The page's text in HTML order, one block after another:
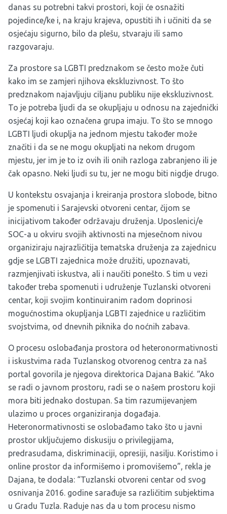
danas su potrebni takvi prostori, koji će osnažiti
pojedince/ke i, na kraju krajeva, opustiti ih i učiniti da se
osjećaju sigurno, bilo da plešu, stvaraju ili samo
razgovaraju.
Za prostore sa LGBTI predznakom se često može čuti
kako im se zamjeri njihova ekskluzivnost. To što
predznakom najavljuju ciljanu publiku nije ekskluzivnost.
To je potreba ljudi da se okupljaju u odnosu na zajednički
osjećaj koji kao označena grupa imaju. To što se mnogo
LGBTI ljudi okuplja na jednom mjestu također može
značiti i da se ne mogu okupljati na nekom drugom
mjestu, jer im je to iz ovih ili onih razloga zabranjeno ili je
čak opasno. Neki ljudi su tu, jer ne mogu biti nigdje drugo.
U kontekstu osvajanja i kreiranja prostora slobode, bitno
je spomenuti i Sarajevski otvoreni centar, čijom se
inicijativom također održavaju druženja. Uposlenici/e
SOC-a u okviru svojih aktivnosti na mjesečnom nivou
organiziraju najrazličitija tematska druženja za zajednicu
gdje se LGBTI zajednica može družiti, upoznavati,
razmjenjivati iskustva, ali i naučiti ponešto. S tim u vezi
također treba spomenuti i udruženje Tuzlanski otvoreni
centar, koji svojim kontinuiranim radom doprinosi
mogućnostima okupljanja LGBTI zajednice u različitim
svojstvima, od dnevnih piknika do noćnih zabava.
O procesu oslobađanja prostora od heteronormativnosti
i iskustvima rada Tuzlanskog otvorenog centra za naš
portal govorila je njegova direktorica Dajana Bakić. “Ako
se radi o javnom prostoru, radi se o našem prostoru koji
mora biti jednako dostupan. Sa tim razumijevanjem
ulazimo u proces organiziranja događaja.
Heteronormativnosti se oslobađamo tako što u javni
prostor uključujemo diskusiju o privilegijama,
predrasudama, diskriminaciji, opresiji, nasilju. Koristimo i
online prostor da informišemo i promovišemo”, rekla je
Dajana, te dodala: “Tuzlanski otvoreni centar od svog
osnivanja 2016. godine sarađuje sa različitim subjektima
u Gradu Tuzla. Raduje nas da u tom procesu nismo